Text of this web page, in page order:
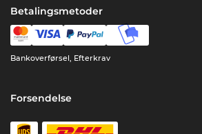
Betalingsmetoder
Bankoverførsel, Efterkrav
Forsendelse